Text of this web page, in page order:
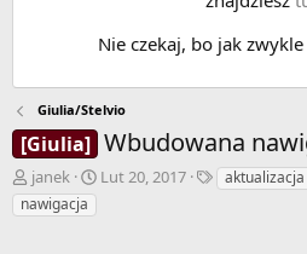
Nie czekaj, bo jak
Giulia/Stelvio
[Giulia] Wbudowana
A
u
t
janek
DLut 20, 2017
Taktualizacja
nawigacja